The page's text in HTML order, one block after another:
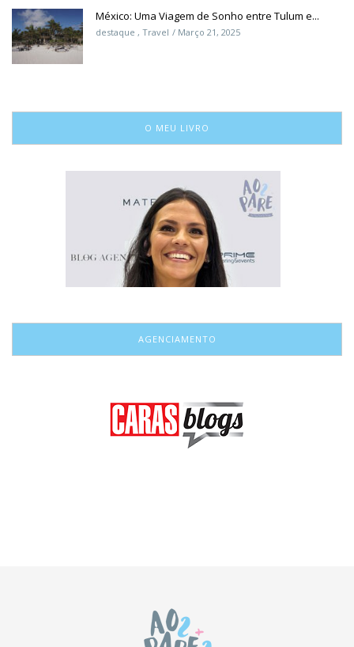
México: Uma Viagem de Sonho entre Tulum e...
destaque , Travel Março 21, 2025
O MEU LIVRO
AGENCIAMENTO